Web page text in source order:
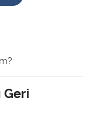
Geri